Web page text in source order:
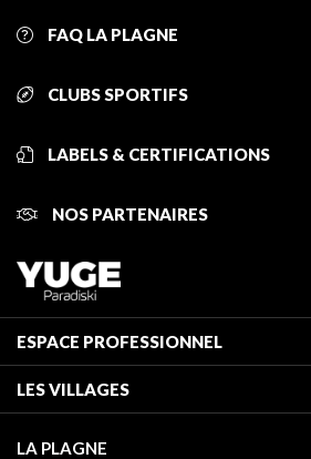
FAQ LA PLAGNE
CLUBS SPORTIFS
LABELS & CERTIFICATIONS
NOS PARTENAIRES
ESPACE PROFESSIONNEL
Classement des meublés
Taxe de séjour
LES VILLAGES
LA PLAGNE